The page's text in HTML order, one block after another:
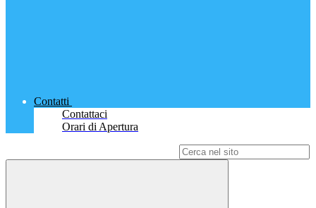
Contatti
Contattaci
Orari di Apertura